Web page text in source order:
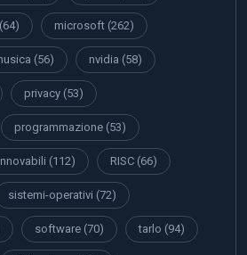
(64) microsoft (262)
(56) nvidia (58)
privacy (53)
programmazione (53)
(112) RISC (66)
sistemi-operativi (72)
software (70) tarlo (94)